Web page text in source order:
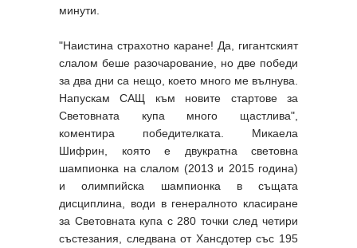
минути.
"Наистина страхотно каране! Да, гигантският
слалом беше разочарование, но две победи
за два дни са нещо, което много ме вълнува.
Напускам САЩ към новите стартове за
Световната купа много щастлива",
коментира победителката. Микаела
Шифрин, която е двукратна световна
шампионка на слалом (2013 и 2015 година)
и олимпийска шампионка в същата
дисциплина, води в генералното класиране
за Световната купа с 280 точки след четири
състезания, следвана от Хансдотер със 195